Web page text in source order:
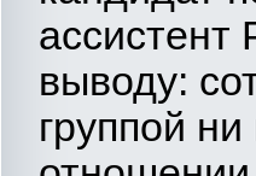
выводу:
группой